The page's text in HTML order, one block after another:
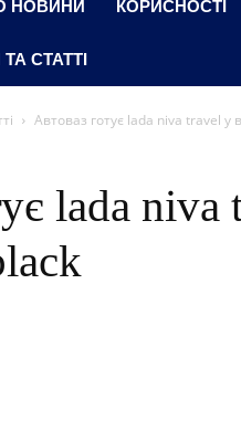
НОВИНИ КОРИСНОСТІ
СТАТТІ
Автоваз готує lada niva travel у
lada niva